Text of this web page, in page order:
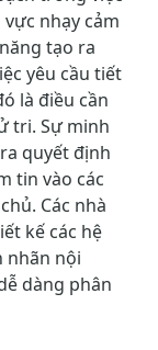
nhạy cảm
tạo ra
yêu cầu tiết
là điều cần
tri. Sự minh
quyết định
tin vào các
Các nhà
kế các hệ
nhãn nội
dàng phân